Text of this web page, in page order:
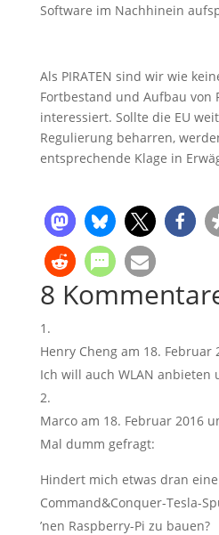
Software im Nachhinein
Als PIRATEN sind wir wie
Fortbestand und Aufbau von
interessiert. Sollte die EU
Regulierung beharren,
entsprechende Klage in
8
Henry Cheng am 18. Februar
Ich will auch WLAN anbieten
Marco am 18. Februar 2016
Mal dumm gefragt:
Hindert mich etwas dran
Command&Conquer-Tesla-
’nen Raspberry-Pi zu bauen?